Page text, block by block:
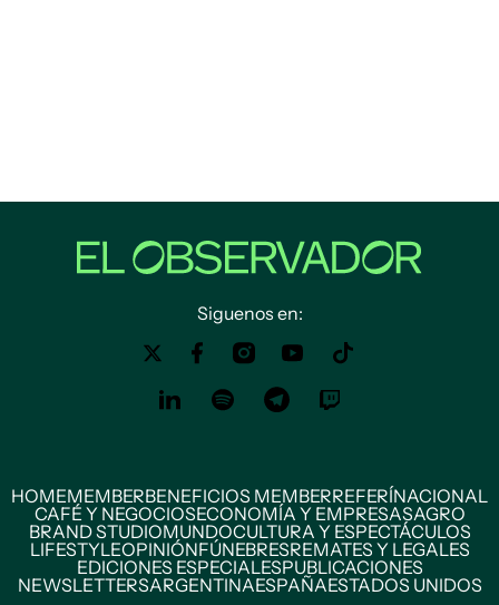
Siguenos en:
HOMEMEMBERBENEFICIOS MEMBERREFERÍNACIONAL
CAFÉ Y NEGOCIOSECONOMÍA Y EMPRESASAGRO
BRAND STUDIOMUNDOCULTURA Y ESPECTÁCULOS
LIFESTYLEOPINIÓNFÚNEBRESREMATES Y LEGALES
EDICIONES ESPECIALESPUBLICACIONES
NEWSLETTERSARGENTINAESPAÑAESTADOS UNIDOS